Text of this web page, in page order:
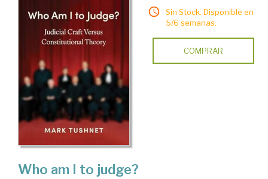
tutela
judicial
Sin Stock. Disponible en
5/6 semanas.
COMPRAR
Who am I to judge?